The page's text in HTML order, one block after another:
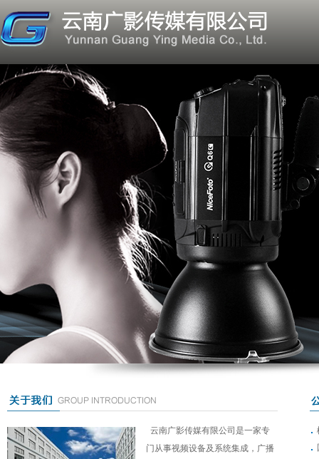
云南广影传媒有限公司是一家专
门从事视频设备及系统集成，广播